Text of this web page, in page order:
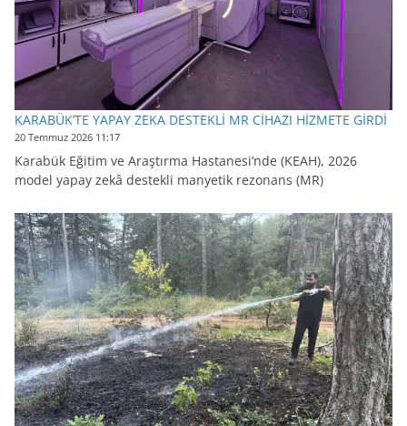
KARABÜK’TE YAPAY ZEKA DESTEKLİ MR CİHAZI HİZMETE GİRDİ
20 Temmuz 2026 11:17
Karabük Eğitim ve Araştırma Hastanesi’nde (KEAH), 2026
model yapay zekâ destekli manyetik rezonans (MR)